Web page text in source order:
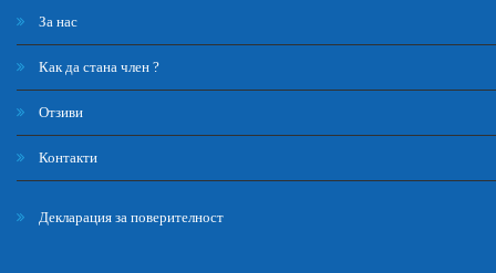
За нас
Как да стана член ?
Отзиви
Контакти
Декларация за поверителност